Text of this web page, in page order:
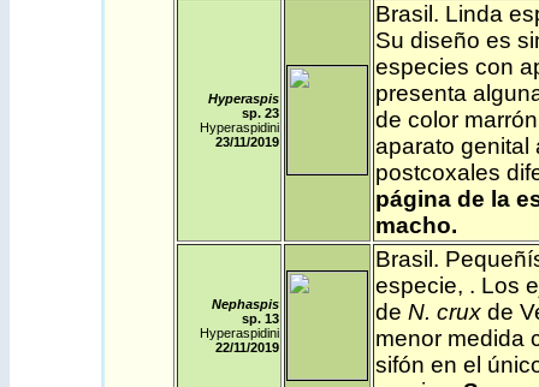
Hyperaspis
sp. 23
Hyperaspidini
23/11/2019
Brasil . Linda
Su diseño es
especies con
presenta
de color
aparato genital
postcoxales
página de la
macho.
Nephaspis
sp. 13
Hyperaspidini
22/11/2019
Brasil .
especie, . Los
de N. cruxde
menor medida
sifón en el